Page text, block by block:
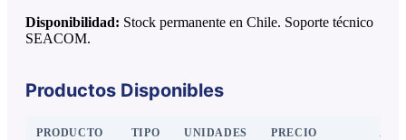
Disponibilidad: Stock permanente en Chile. Soporte técnico
SEACOM.
Productos Disponibles
PRODUCTO TIPO UNIDADES PRECIO